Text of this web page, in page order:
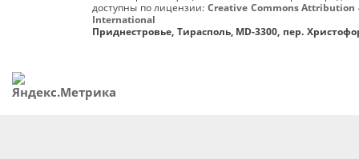
доступны по лицензии: Creative Commons Attribution
International
Приднестровье, Тирасполь, MD-3300, пер.